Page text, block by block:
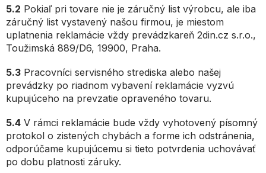
5.2 Pokiaľ pri tovare nie je záručný list výrobcu, ale iba
záručný list vystavený našou firmou, je miestom
uplatnenia reklamácie vždy prevádzkareň 2din.cz s.r.o.,
Toužimská 889/D6, 19900, Praha.
5.3 Pracovníci servisného strediska alebo našej
prevádzky po riadnom vybavení reklamácie vyzvú
kupujúceho na prevzatie opraveného tovaru.
5.4 V rámci reklamácie bude vždy vyhotovený písomný
protokol o zistených chybách a forme ich odstránenia,
odporúčame kupujúcemu si tieto potvrdenia uchovávať
po dobu platnosti záruky.